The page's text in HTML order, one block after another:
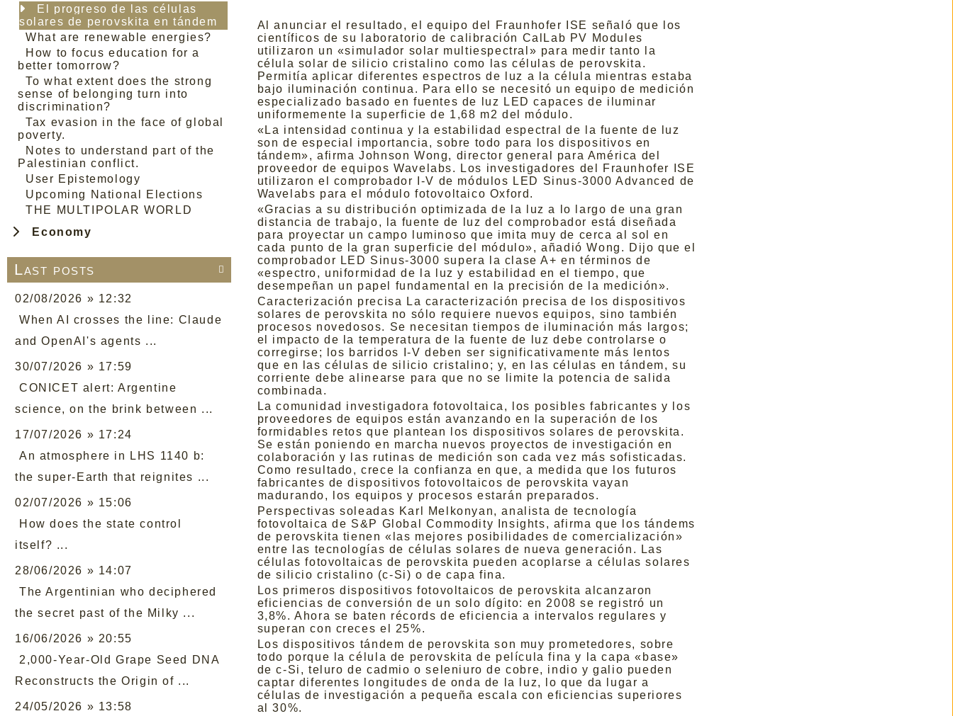
El progreso de las células
solares de perovskita en tándem
What are renewable energies?
How to focus education for a
better tomorrow?
To what extent does the strong
sense of belonging turn into
discrimination?
Tax evasion in the face of global
poverty.
Notes to understand part of the
Palestinian conflict.
User Epistemology
Upcoming National Elections
THE MULTIPOLAR WORLD
Economy

Last posts
02/08/2026 » 12:32
When AI crosses the line: Claude
and OpenAI's agents ...
30/07/2026 » 17:59
CONICET alert: Argentine
science, on the brink between ...
17/07/2026 » 17:24
An atmosphere in LHS 1140 b:
the super-Earth that reignites ...
02/07/2026 » 15:06
How does the state control
itself? ...
28/06/2026 » 14:07
The Argentinian who deciphered
the secret past of the Milky ...
16/06/2026 » 20:55
2,000-Year-Old Grape Seed DNA
Reconstructs the Origin of ...
24/05/2026 » 13:58
Al anunciar el resultado, el equipo del Fraunhofer ISE señaló que los
científicos de su laboratorio de calibración CalLab PV Modules
utilizaron un «simulador solar multiespectral» para medir tanto la
célula solar de silicio cristalino como las células de perovskita.
Permitía aplicar diferentes espectros de luz a la célula mientras estaba
bajo iluminación continua. Para ello se necesitó un equipo de medición
especializado basado en fuentes de luz LED capaces de iluminar
uniformemente la superficie de 1,68 m2 del módulo.
«La intensidad continua y la estabilidad espectral de la fuente de luz
son de especial importancia, sobre todo para los dispositivos en
tándem», afirma Johnson Wong, director general para América del
proveedor de equipos Wavelabs. Los investigadores del Fraunhofer ISE
utilizaron el comprobador I-V de módulos LED Sinus-3000 Advanced de
Wavelabs para el módulo fotovoltaico Oxford.
«Gracias a su distribución optimizada de la luz a lo largo de una gran
distancia de trabajo, la fuente de luz del comprobador está diseñada
para proyectar un campo luminoso que imita muy de cerca al sol en
cada punto de la gran superficie del módulo», añadió Wong. Dijo que el
comprobador LED Sinus-3000 supera la clase A+ en términos de
«espectro, uniformidad de la luz y estabilidad en el tiempo, que
desempeñan un papel fundamental en la precisión de la medición».
Caracterización precisa La caracterización precisa de los dispositivos
solares de perovskita no sólo requiere nuevos equipos, sino también
procesos novedosos. Se necesitan tiempos de iluminación más largos;
el impacto de la temperatura de la fuente de luz debe controlarse o
corregirse; los barridos I-V deben ser significativamente más lentos
que en las células de silicio cristalino; y, en las células en tándem, su
corriente debe alinearse para que no se limite la potencia de salida
combinada.
La comunidad investigadora fotovoltaica, los posibles fabricantes y los
proveedores de equipos están avanzando en la superación de los
formidables retos que plantean los dispositivos solares de perovskita.
Se están poniendo en marcha nuevos proyectos de investigación en
colaboración y las rutinas de medición son cada vez más sofisticadas.
Como resultado, crece la confianza en que, a medida que los futuros
fabricantes de dispositivos fotovoltaicos de perovskita vayan
madurando, los equipos y procesos estarán preparados.
Perspectivas soleadas Karl Melkonyan, analista de tecnología
fotovoltaica de S&P Global Commodity Insights, afirma que los tándems
de perovskita tienen «las mejores posibilidades de comercialización»
entre las tecnologías de células solares de nueva generación. Las
células fotovoltaicas de perovskita pueden acoplarse a células solares
de silicio cristalino (c-Si) o de capa fina.
Los primeros dispositivos fotovoltaicos de perovskita alcanzaron
eficiencias de conversión de un solo dígito: en 2008 se registró un
3,8%. Ahora se baten récords de eficiencia a intervalos regulares y
superan con creces el 25%.
Los dispositivos tándem de perovskita son muy prometedores, sobre
todo porque la célula de perovskita de película fina y la capa «base»
de c-Si, teluro de cadmio o seleniuro de cobre, indio y galio pueden
captar diferentes longitudes de onda de la luz, lo que da lugar a
células de investigación a pequeña escala con eficiencias superiores
al 30%.